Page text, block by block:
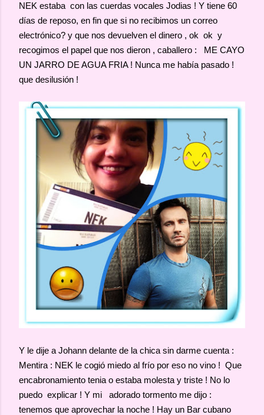
NEK estaba con las cuerdas vocales Jodias ! Y tiene 60
días de reposo, en fin que si no recibimos un correo
electrónico? y que nos devuelven el dinero , ok ok y
recogimos el papel que nos dieron , caballero : ME CAYO
UN JARRO DE AGUA FRIA ! Nunca me había pasado !
que desilusión !
Y le dije a Johann delante de la chica sin darme cuenta :
Mentira : NEK le cogió miedo al frío por eso no vino ! Que
encabronamiento tenia o estaba molesta y triste ! No lo
puedo explicar ! Y mi adorado tormento me dijo :
tenemos que aprovechar la noche ! Hay un Bar cubano